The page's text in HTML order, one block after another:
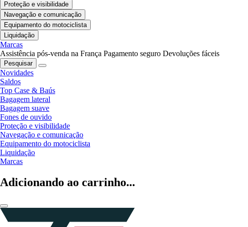
Proteção e visibilidade
Navegação e comunicação
Equipamento do motociclista
Liquidação
Marcas
Assistência pós-venda na França Pagamento seguro Devoluções fáceis
Pesquisar
Novidades
Saldos
Top Case & Baús
Bagagem lateral
Bagagem suave
Fones de ouvido
Proteção e visibilidade
Navegação e comunicação
Equipamento do motociclista
Liquidação
Marcas
Adicionando ao carrinho...